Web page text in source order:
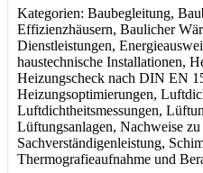
Kategorien: Baubegleitung,
Effizienzhäusern, Baulicher
Dienstleistungen,
haustechnische Installationen,
Heizungscheck nach DIN EN
Heizungsoptimierungen,
Luftdichtheitsmessungen,
Lüftungsanlagen, Nachweise
Sachverständigenleistung,
Thermografieaufnahme und